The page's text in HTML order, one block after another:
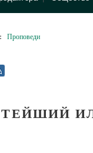
: Проповеди